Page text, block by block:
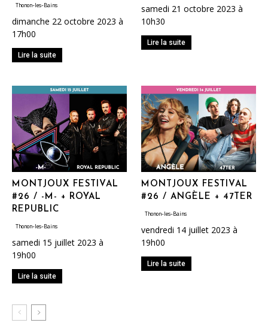
Thonon-les-Bains
dimanche 22 octobre 2023 à
17h00
Lire la suite
samedi 21 octobre 2023 à
10h30
Lire la suite
MONTJOUX FESTIVAL
#26 / -M- + ROYAL
REPUBLIC
Thonon-les-Bains
samedi 15 juillet 2023 à
19h00
Lire la suite
MONTJOUX FESTIVAL
#26 / ANGÈLE + 47TER
Thonon-les-Bains
vendredi 14 juillet 2023 à
19h00
Lire la suite